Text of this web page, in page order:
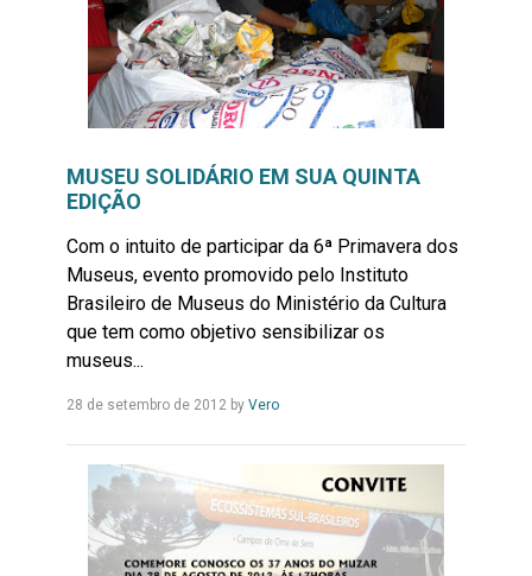
MUSEU SOLIDÁRIO EM SUA QUINTA
EDIÇÃO
Com o intuito de participar da 6ª Primavera dos
Museus, evento promovido pelo Instituto
Brasileiro de Museus do Ministério da Cultura
que tem como objetivo sensibilizar os
museus...
28 de setembro de 2012by VeroLeia